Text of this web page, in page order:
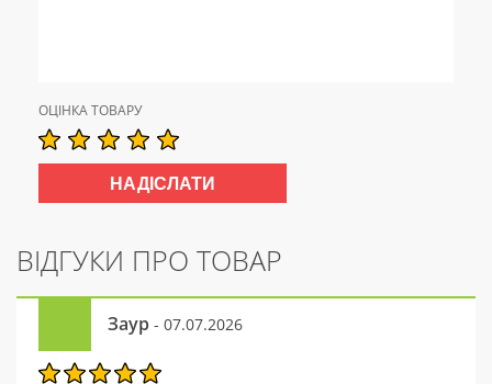
ОЦІНКА ТОВАРУ
ВІДГУКИ ПРО ТОВАР
Заур - 07.07.2026